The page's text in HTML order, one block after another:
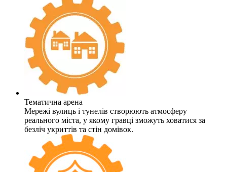
Тематична арена
Мережі вулиць і тунелів створюють атмосферу
реального міста, у якому гравці зможуть ховатися за
безліч укриттів та стін домівок.